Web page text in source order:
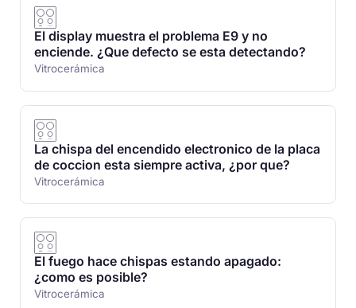
El display muestra el problema E9 y no
enciende. ¿Que defecto se esta detectando?
Vitrocerámica
La chispa del encendido electronico de la placa
de coccion esta siempre activa, ¿por que?
Vitrocerámica
El fuego hace chispas estando apagado:
¿como es posible?
Vitrocerámica